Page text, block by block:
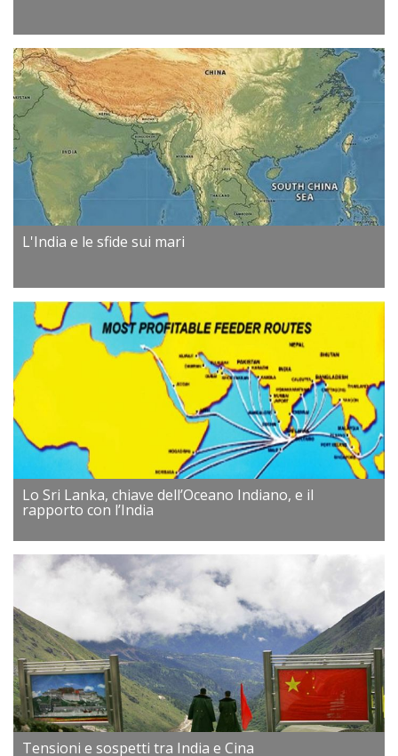
L'India e le sfide sui mari
Lo Sri Lanka, chiave dell’Oceano Indiano, e il
rapporto con l’India
Tensioni e sospetti tra India e Cina